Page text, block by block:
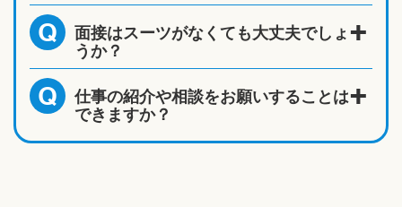
Q 面接はスーツがなくても大丈夫でしょ
うか？
Q 仕事の紹介や相談をお願いすることは
できますか？